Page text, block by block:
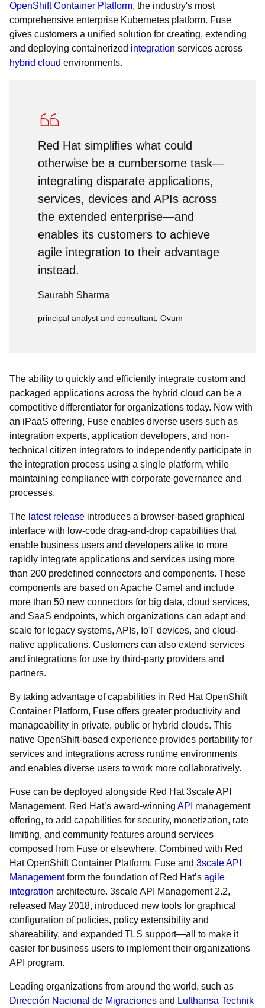
OpenShift Container Platform, the industry's most
comprehensive enterprise Kubernetes platform. Fuse
gives customers a unified solution for creating, extending
and deploying containerized integration services across
hybrid cloud environments.
Red Hat simplifies what could
otherwise be a cumbersome task—
integrating disparate applications,
services, devices and APIs across
the extended enterprise—and
enables its customers to achieve
agile integration to their advantage
instead.
Saurabh Sharma
principal analyst and consultant, Ovum
The ability to quickly and efficiently integrate custom and
packaged applications across the hybrid cloud can be a
competitive differentiator for organizations today. Now with
an iPaaS offering, Fuse enables diverse users such as
integration experts, application developers, and non-
technical citizen integrators to independently participate in
the integration process using a single platform, while
maintaining compliance with corporate governance and
processes.
The latest release introduces a browser-based graphical
interface with low-code drag-and-drop capabilities that
enable business users and developers alike to more
rapidly integrate applications and services using more
than 200 predefined connectors and components. These
components are based on Apache Camel and include
more than 50 new connectors for big data, cloud services,
and SaaS endpoints, which organizations can adapt and
scale for legacy systems, APIs, IoT devices, and cloud-
native applications. Customers can also extend services
and integrations for use by third-party providers and
partners.
By taking advantage of capabilities in Red Hat OpenShift
Container Platform, Fuse offers greater productivity and
manageability in private, public or hybrid clouds. This
native OpenShift-based experience provides portability for
services and integrations across runtime environments
and enables diverse users to work more collaboratively.
Fuse can be deployed alongside Red Hat 3scale API
Management, Red Hat’s award-winning API management
offering, to add capabilities for security, monetization, rate
limiting, and community features around services
composed from Fuse or elsewhere. Combined with Red
Hat OpenShift Container Platform, Fuse and 3scale API
Managementform the foundation of Red Hat’s agile
integration architecture. 3scale API Management 2.2,
released May 2018, introduced new tools for graphical
configuration of policies, policy extensibility and
shareability, and expanded TLS support—all to make it
easier for business users to implement their organizations
API program.
Leading organizations from around the world, such as
Dirección Nacional de Migraciones and Lufthansa Technik